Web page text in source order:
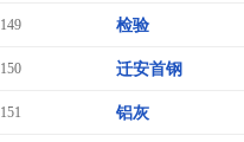
149 检验
150 迁安首钢
151 铝灰